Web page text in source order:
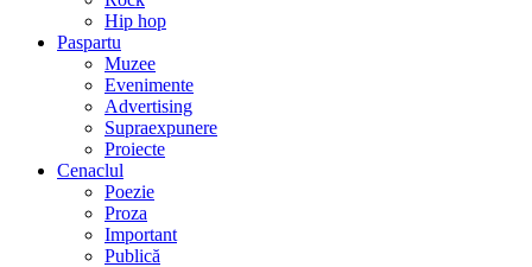
Hip hop
Paspartu
Muzee
Evenimente
Advertising
Supraexpunere
Proiecte
Cenaclul
Poezie
Proza
Important
Publică